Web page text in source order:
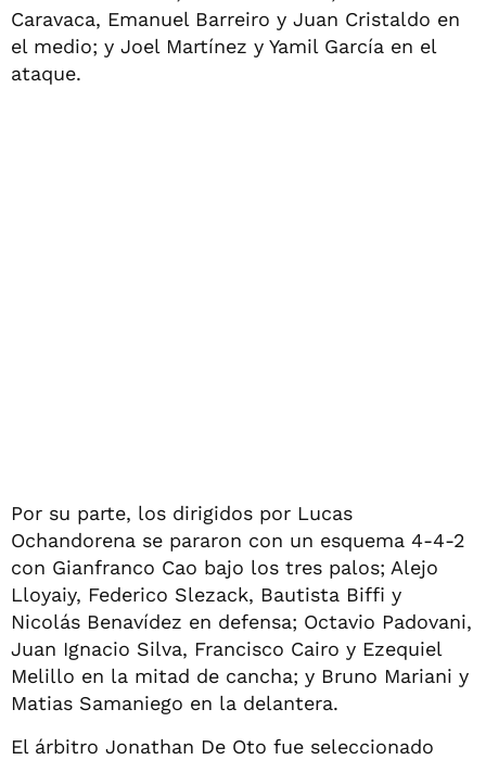
Caravaca, Emanuel Barreiro y Juan Cristaldo en
el medio; y Joel Martínez y Yamil García en el
ataque.
Por su parte, los dirigidos por Lucas
Ochandorena se pararon con un esquema 4-4-2
con Gianfranco Cao bajo los tres palos; Alejo
Lloyaiy, Federico Slezack, Bautista Biffi y
Nicolás Benavídez en defensa; Octavio Padovani,
Juan Ignacio Silva, Francisco Cairo y Ezequiel
Melillo en la mitad de cancha; y Bruno Mariani y
Matias Samaniego en la delantera.
El árbitro Jonathan De Oto fue seleccionado